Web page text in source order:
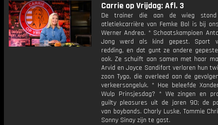
Carrie op Vrijdag: Afl. 3
De trainer die aan de wieg
atletiekcarrière van Femke Bol is bij
Werner Andrea. * Schaatskampioen
Jong werd als kind gepest. Sport
redding, en dat gunt ze andere
ook. Ze schuift aan samen met haar
Arvid en Joyce Sandifort verloren hun
zoon Tygo, die overleed aan de
verkeersongeluk. * Hoe beleefde
Wulp Prinsjesdag? * We zingen en
guilty pleasures uit de jaren 90; de
van boybands. Charly Luske, Tommie
Sonny Sinay zijn te gast.